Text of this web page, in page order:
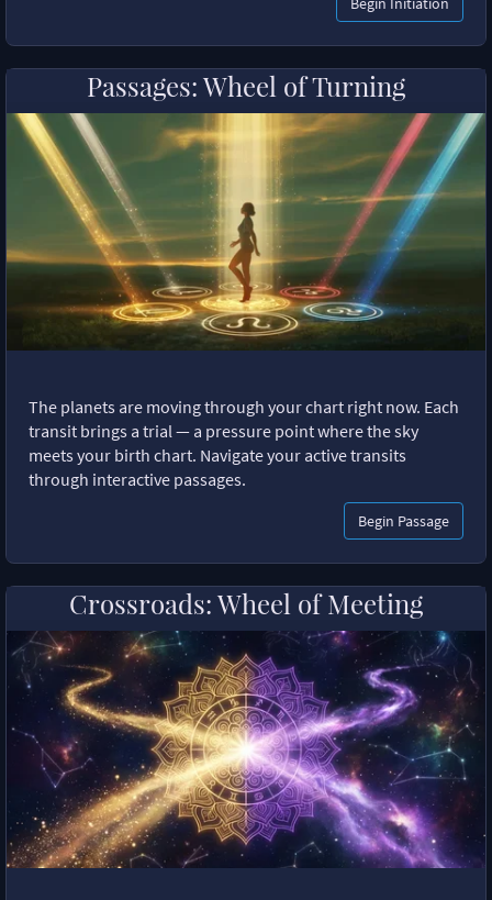
Passages: Wheel of Turning
The planets are moving through your chart right now. Each
transit brings a trial — a pressure point where the sky
meets your birth chart. Navigate your active transits
through interactive passages.
Begin Passage
Crossroads: Wheel of Meeting